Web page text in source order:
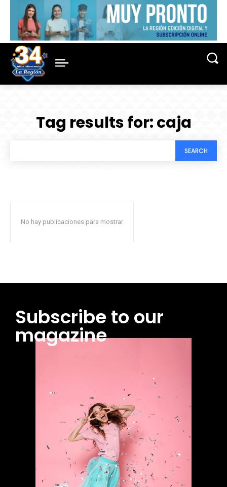
Tag results for:caja
SEARCH
No hay publicaciones para mostrar
Subscribe to our
magazine